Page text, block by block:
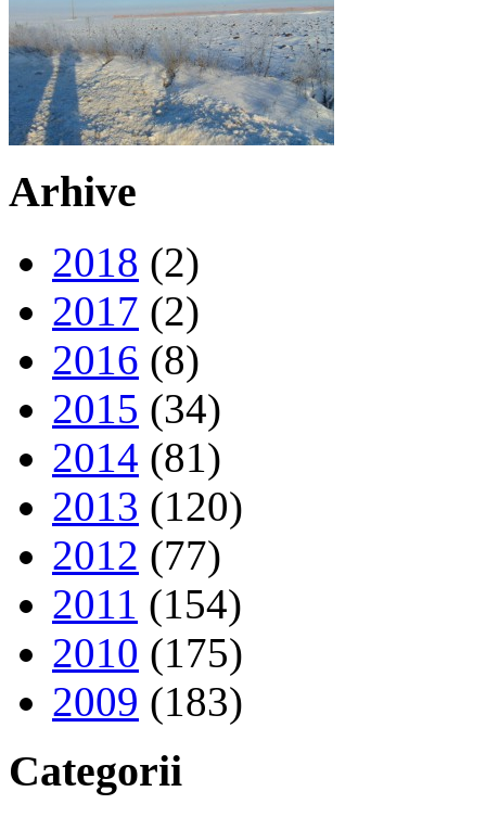
Arhive
2018 (2)
2017 (2)
2016 (8)
2015 (34)
2014 (81)
2013 (120)
2012 (77)
2011 (154)
2010 (175)
2009 (183)
Categorii